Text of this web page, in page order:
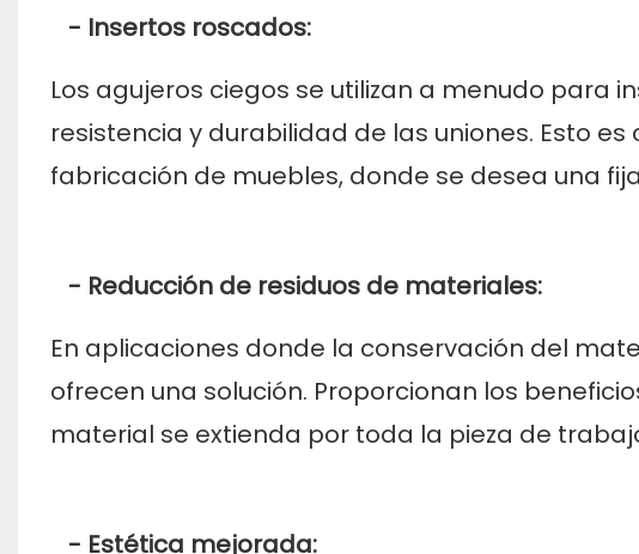
- Insertos roscados:
Los agujeros ciegos se utilizan a menudo para
resistencia y durabilidad de las uniones. Esto
fabricación de muebles, donde se desea una
- Reducción de residuos de materiales:
En aplicaciones donde la conservación del
ofrecen una solución. Proporcionan los
material se extienda por toda la pieza de
- Estética mejorada: